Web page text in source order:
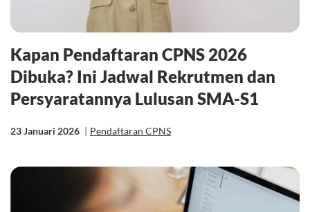
Kapan Pendaftaran CPNS 2026
Dibuka? Ini Jadwal Rekrutmen dan
Persyaratannya Lulusan SMA-S1
23 Januari 2026 | Pendaftaran CPNS